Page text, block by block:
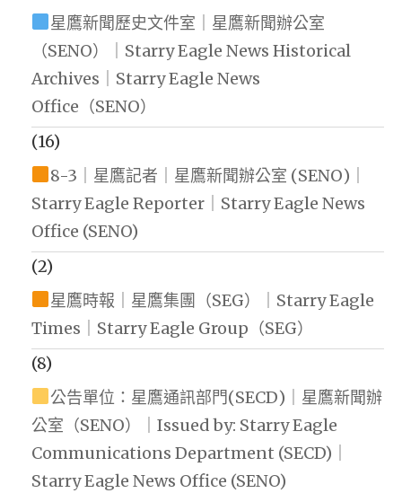
星鷹新聞歷史文件室｜星鷹新聞辦公室
（SENO）｜Starry Eagle News Historical
Archives｜Starry Eagle News
Office（SENO）
(16)
8-3｜星鷹記者｜星鷹新聞辦公室 (SENO)｜
Starry Eagle Reporter｜Starry Eagle News
Office (SENO)
(2)
星鷹時報｜星鷹集團（SEG）｜Starry Eagle
Times｜Starry Eagle Group（SEG）
(8)
公告單位：星鷹通訊部門(SECD)｜星鷹新聞辦
公室（SENO）｜Issued by: Starry Eagle
Communications Department (SECD)｜
Starry Eagle News Office (SENO)